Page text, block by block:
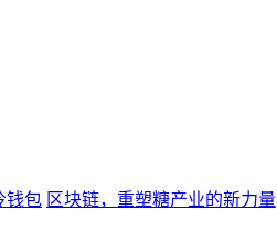
钱包 区块链，重塑糖产业的新力量